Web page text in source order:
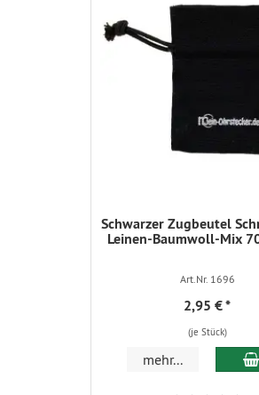
Schwarzer Zugbeutel
Leinen-Baumwoll-Mix
Art.Nr. 1696
2,95 €*
(je Stück)
mehr...